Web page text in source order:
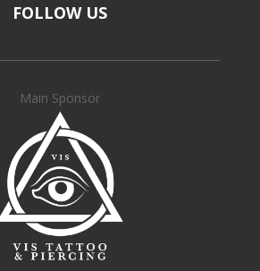
FOLLOW US
Main Sponsor